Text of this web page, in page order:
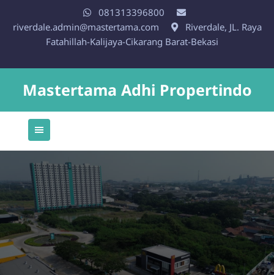
081313396800
riverdale.admin@mastertama.com
Riverdale, JL. Raya
Fatahillah-Kalijaya-Cikarang Barat-Bekasi
Mastertama Adhi Propertindo